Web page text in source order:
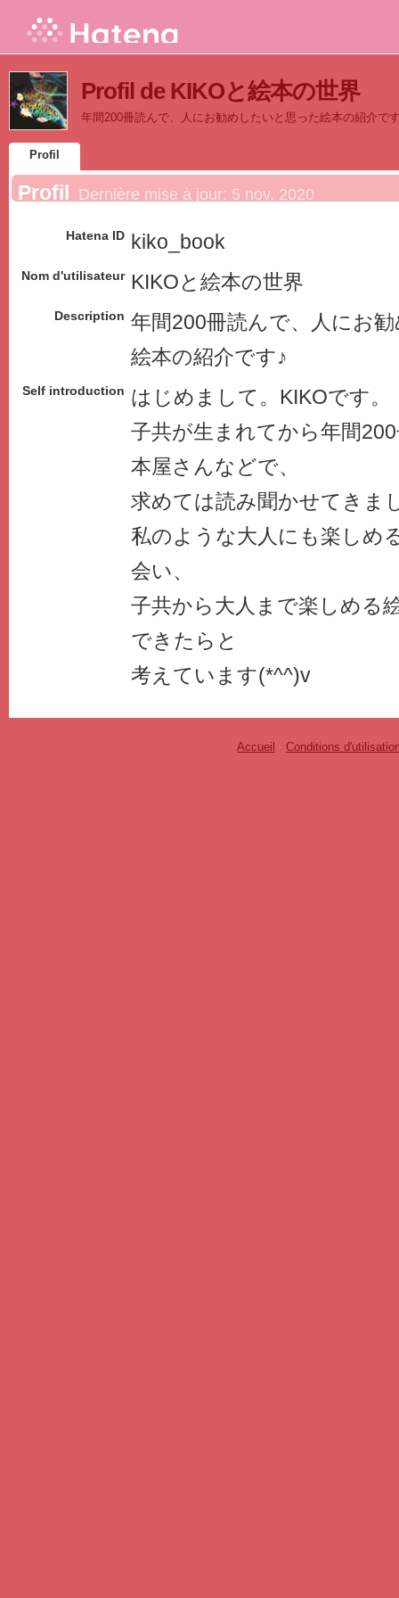
Profil de KIKOと絵本の世界
年間200冊読んで、人にお勧めしたいと思った絵本の紹介で
Profil
Profil Dernière mise à jour: 5 nov. 2020
Hatena ID kiko_book
Nom d'utilisateur KIKOと絵本の世界
Description 年間200冊読んで、人にお
絵本の紹介です♪
Self introduction はじめまして。KIKOです。
子共が生まれてから年間
本屋さんなどで、
求めては読み聞かせてきま
私のような大人にも楽しめ
会い、
子共から大人まで楽しめる
できたらと
考えています(*^^)v
Accueil - Conditions